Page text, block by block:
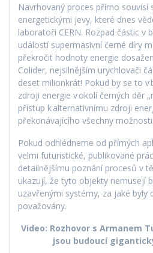
Navrhovaný proces přímo souvisí
energetickými jevy, které dnes
laboratoři CERN. Rozpad částic v
událostí supermasivní černé díry
překročit hodnoty energie
Colider, nejsilnějším urychlovači
deset milionkrát! Pokud by se to v
zdroji energie v okolí černých děr
přístup k alternativnímu zdroji
překonávajícího všechny
Pokud odhlédneme od přímých
velmi futuristické, publikované
detailnějšímu poznání procesů v
ukazují, že tyto objekty nemusejí
uzavřenými systémy, za jaké byly
považovány.
Video: Rozhovor s Armanem
jsou budoucí